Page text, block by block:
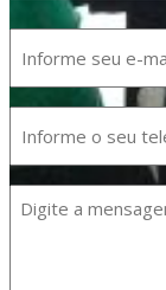
mail
(obrigatório)
(obrigatório)